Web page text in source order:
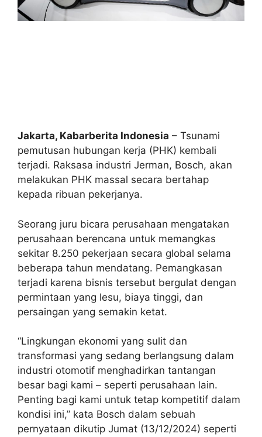
Jakarta, Kabarberita Indonesia – Tsunami
pemutusan hubungan kerja (PHK) kembali
terjadi. Raksasa industri Jerman, Bosch, akan
melakukan PHK massal secara bertahap
kepada ribuan pekerjanya.
Seorang juru bicara perusahaan mengatakan
perusahaan berencana untuk memangkas
sekitar 8.250 pekerjaan secara global selama
beberapa tahun mendatang. Pemangkasan
terjadi karena bisnis tersebut bergulat dengan
permintaan yang lesu, biaya tinggi, dan
persaingan yang semakin ketat.
“Lingkungan ekonomi yang sulit dan
transformasi yang sedang berlangsung dalam
industri otomotif menghadirkan tantangan
besar bagi kami – seperti perusahaan lain.
Penting bagi kami untuk tetap kompetitif dalam
kondisi ini,” kata Bosch dalam sebuah
pernyataan dikutip Jumat (13/12/2024) seperti